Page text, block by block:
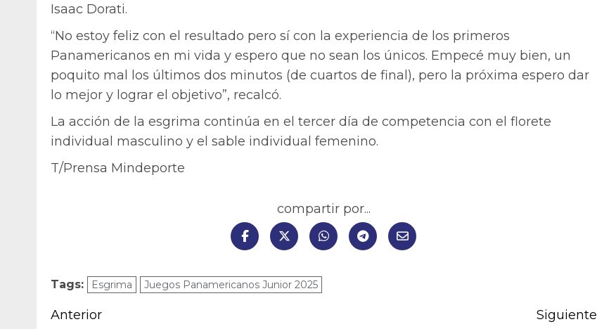
Isaac Dorati.
“No estoy feliz con el resultado pero sí con la experiencia de los primeros
Panamericanos en mi vida y espero que no sean los únicos. Empecé muy bien, un
poquito mal los últimos dos minutos (de cuartos de final), pero la próxima espero dar
lo mejor y lograr el objetivo”, recalcó.
La acción de la esgrima continúa en el tercer día de competencia con el florete
individual masculino y el sable individual femenino.
T/Prensa Mindeporte
compartir por...
Tags: Esgrima Juegos Panamericanos Junior 2025
Navegación
Anterior Siguiente